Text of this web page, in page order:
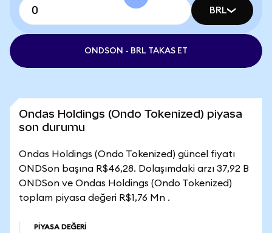
BRL
ONDSON - BRL TAKAS ET
Ondas Holdings (Ondo Tokenized) piyasa
son durumu
Ondas Holdings (Ondo Tokenized) güncel fiyatı
ONDSon başına R$46,28. Dolaşımdaki arzı 37,92 B
ONDSon ve Ondas Holdings (Ondo Tokenized)
toplam piyasa değeri R$1,76 Mn .
PIYASA DEĞERI